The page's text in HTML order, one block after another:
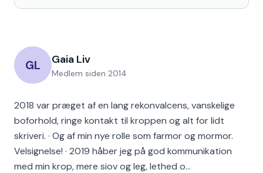
GL Gaia Liv
Medlem siden 2014
2018 var præget af en lang rekonvalcens, vanskelige
boforhold, ringe kontakt til kroppen og alt for lidt
skriveri. · Og af min nye rolle som farmor og mormor.
Velsignelse! · 2019 håber jeg på god kommunikation
med min krop, mere siov og leg, lethed o…